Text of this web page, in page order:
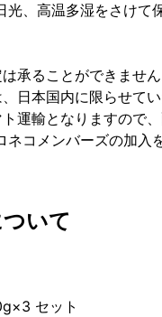
光、高温多湿をさけて
承ることができません
日本国内に限らせてい
運輸となりますので
ネコメンバーズの加入
いて
セット